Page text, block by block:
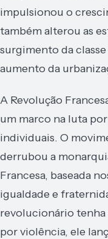
impulsionou o
também alterou as
surgimento da
aumento da
A Revolução
um marco na luta
individuais. O
derrubou a
Francesa, baseada
igualdade e
revolucionário
por violência, ele